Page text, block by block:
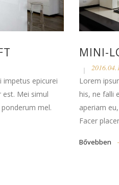
epicurei
est. Mei simul
mel.
MINI-
Lorem
his, ne falli
aperiam
Facer
Bővebben